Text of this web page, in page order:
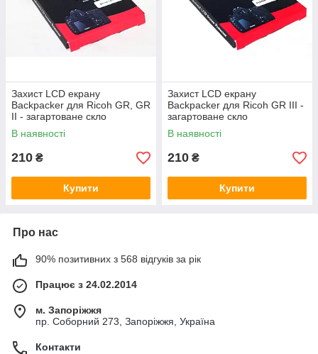
Захист LCD екрану
Backpacker для Ricoh GR, GR
II - загартоване скло
В наявності
210 ₴
Купити
Захист LCD екрану
Backpacker для Ricoh GR III -
загартоване скло
В наявності
210 ₴
Купити
Про нас
90% позитивних з 568 відгуків за рік
Працює з 24.02.2014
м. Запоріжжя
пр. Соборний 273, Запоріжжя, Україна
Контакти